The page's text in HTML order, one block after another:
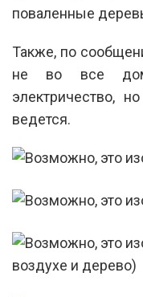
поваленные
Также, по
не во все
электричество,
ведется.